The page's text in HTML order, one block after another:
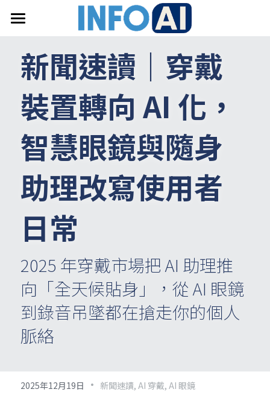
關於InfoAI
訂閱電子報
最新文章
搜索
email聯絡
新聞速讀｜穿戴
裝置轉向 AI 化，
智慧眼鏡與隨身
助理改寫使用者
日常
2025 年穿戴市場把 AI 助理推
向「全天候貼身」，從 AI 眼鏡
到錄音吊墜都在搶走你的個人
脈絡
2025年12月19日 · 新聞速讀, AI 穿戴, AI 眼鏡